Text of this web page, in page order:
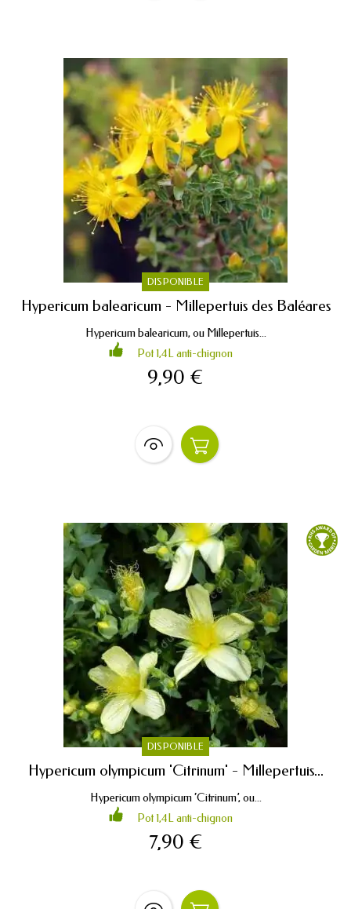
DISPONIBLE
Hypericum balearicum - Millepertuis des Baléares
Hypericum balearicum, ou Millepertuis...
Pot 1,4L anti-chignon
9,90 €
DISPONIBLE
Hypericum olympicum 'Citrinum' - Millepertuis...
Hypericum olympicum ‘Citrinum’, ou...
Pot 1,4L anti-chignon
7,90 €